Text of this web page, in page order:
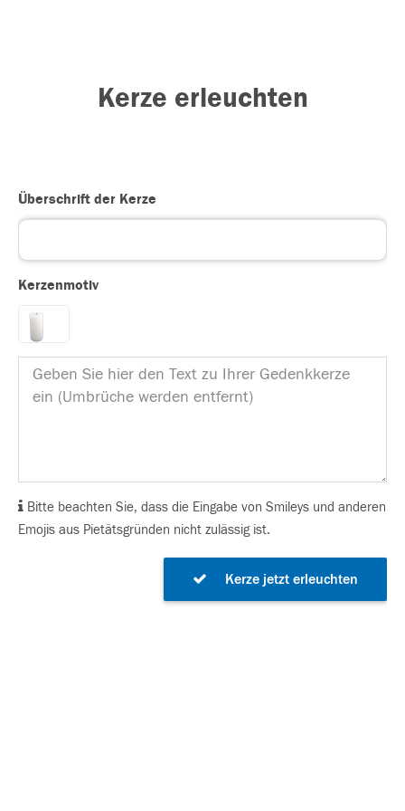
Kerze erleuchten
Überschrift der Kerze
Kerzenmotiv
Bitte beachten Sie, dass die Eingabe von Smileys und anderen
Emojis aus Pietätsgründen nicht zulässig ist.
Kerze jetzt erleuchten